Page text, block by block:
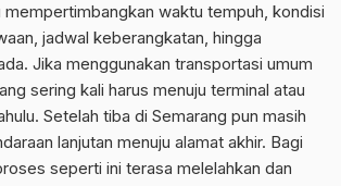
mempertimbangkan waktu tempuh, kondisi
jadwal keberangkatan, hingga
Jika menggunakan transportasi umum
sering kali harus menuju terminal atau
Setelah tiba di Semarang pun masih
lanjutan menuju alamat akhir. Bagi
seperti ini terasa melelahkan dan